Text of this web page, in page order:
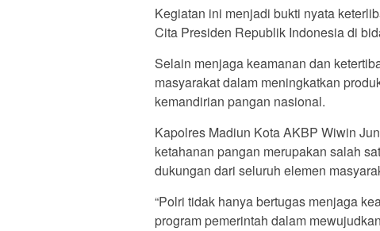
Kegiatan ini menjadi bukti nyata
Cita Presiden Republik Indonesia di
Selain menjaga keamanan dan
masyarakat dalam meningkatkan
kemandirian pangan nasional.
Kapolres Madiun Kota AKBP Wiwin
ketahanan pangan merupakan salah
dukungan dari seluruh elemen
“Polri tidak hanya bertugas menjaga
program pemerintah dalam